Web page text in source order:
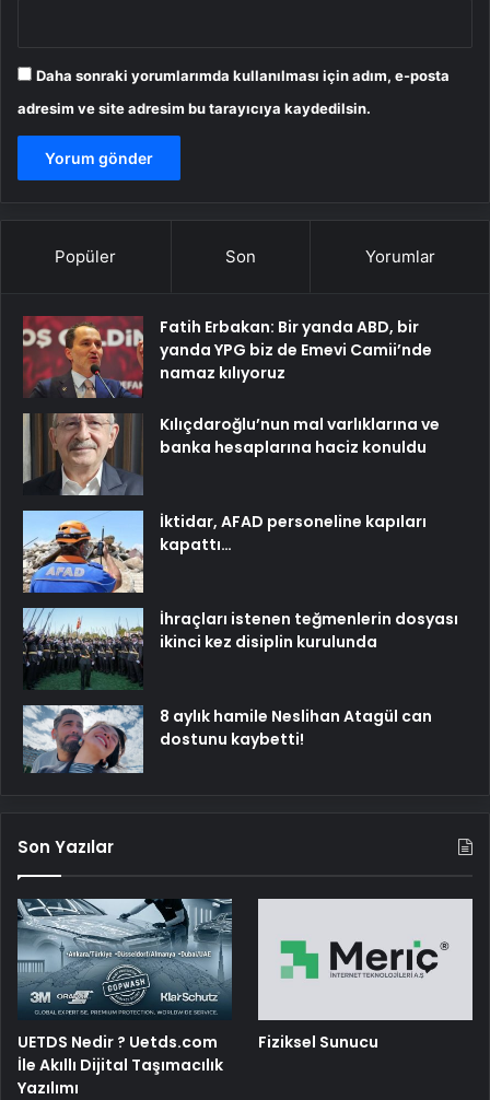
Daha sonraki yorumlarımda kullanılması için adım, e-posta
adresim ve site adresim bu tarayıcıya kaydedilsin.
Popüler Son Yorumlar
Fatih Erbakan: Bir yanda ABD, bir
yanda YPG biz de Emevi Camii’nde
namaz kılıyoruz
Kılıçdaroğlu’nun mal varlıklarına ve
banka hesaplarına haciz konuldu
İktidar, AFAD personeline kapıları
kapattı…
İhraçları istenen teğmenlerin dosyası
ikinci kez disiplin kurulunda
8 aylık hamile Neslihan Atagül can
dostunu kaybetti!
Son Yazılar
UETDS Nedir ? Uetds.com
İle Akıllı Dijital Taşımacılık
Yazılımı
Fiziksel Sunucu